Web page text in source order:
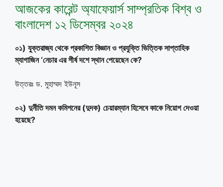
আজকের কারেন্ট অ্যাফেয়ার্স সাম্প্রতিক বিশ্ব ও
বাংলাদেশ ১২ ডিসেম্বর ২০২৪
০১) যুক্তরাজ্য থেকে প্রকাশিত বিজ্ঞান ও প্রযুক্তি ভিত্তিক সাপ্তাহিক
ম্যাগাজিন ‘নেচার এর শীর্ষ দশে স্থান পেয়েছেন কে?
উত্তরঃ ড. মুহাম্মদ ইউনূস
০২) দুর্নীতি দমন কমিশনের (দুদক) চেয়ারম্যান হিসেবে কাকে নিয়োগ দেওয়া
হয়েছে?